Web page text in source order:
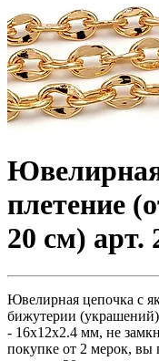
плетение
20 см) арт.
Ювелирная цепочка с
бижутерии
- 16x12x2.4 мм, не
покупке от 2 мерок, вы